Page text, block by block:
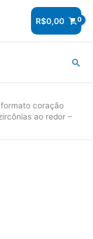
R$0,00
coração
ao redor –